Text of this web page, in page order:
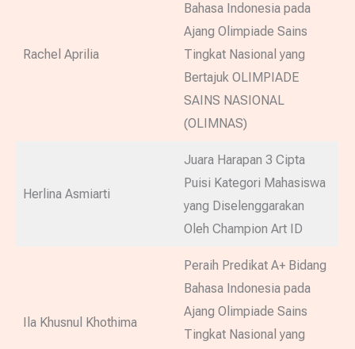
Rachel Aprilia
Bahasa Indonesia pada
Ajang Olimpiade Sains
Tingkat Nasional yang
Bertajuk OLIMPIADE
SAINS NASIONAL
(OLIMNAS)
Herlina Asmiarti
Juara Harapan 3 Cipta
Puisi Kategori Mahasiswa
yang Diselenggarakan
Oleh Champion Art ID
Ila Khusnul Khothima
Peraih Predikat A+ Bidang
Bahasa Indonesia pada
Ajang Olimpiade Sains
Tingkat Nasional yang